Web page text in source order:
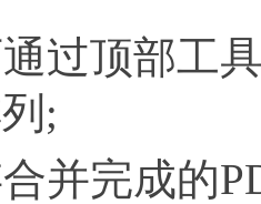
顶部工具
;
完成的